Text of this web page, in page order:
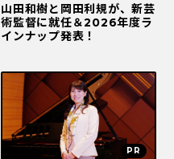
山田和樹と岡田利規が、新芸
術監督に就任＆2026年度ラ
インナップ発表！